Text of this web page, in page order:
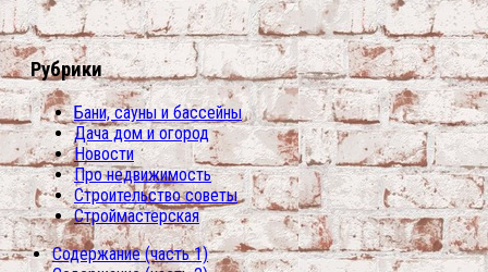
Рубрики
Бани, сауны и бассейны
Дача дом и огород
Новости
Про недвижимость
Строительство советы
Строймастерская
Содержание (часть 1)